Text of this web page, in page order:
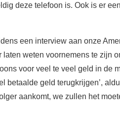
deze telefoon is. Ook is er
een interview aan onze
weten voornemens te zijn
voor veel te veel geld in de
betaalde geld terugkrijgen’,
aankomt, we zullen het